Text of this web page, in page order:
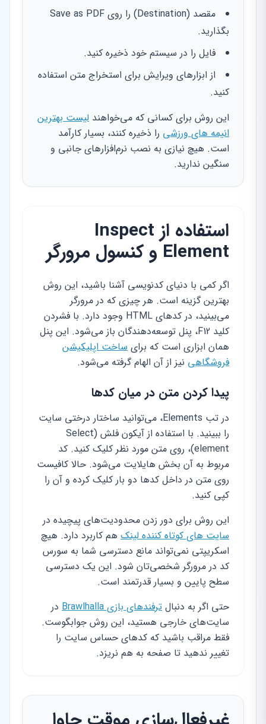
مقصد (Destination) را روی Save as PDF
بگذارید.
فایل را در سیستم خود ذخیره کنید.
از ابزارهای ویرایش برای استخراج متن استفاده
کنید.
این روش برای کسانی که می‌خواهند لیست بهترین
انیمه های ورزشی را ذخیره کنند، بسیار کارآمد
است. هیچ نیازی به نصب نرم‌افزارهای جانبی و
سنگین ندارید.
استفاده از Inspect
Element و کنسول مرورگر
اگر کمی با دنیای کدنویسی آشنا باشید، این روش
بهترین گزینه است. هر چیزی که در مرورگر
می‌بینید، در کدهای HTML وجود دارد. با فشردن
کلید F12، پنل توسعه‌دهندگان باز می‌شود. این پنل
همان ابزاری است که برای ساخت اپلیکیشن
فروشگاهی نیز از آن الهام گرفته می‌شود.
پیدا کردن متن در میان کدها
در تب Elements، می‌توانید ساختار درختی سایت
را ببینید. با استفاده از آیکون فلش (Select
element)، روی متن مورد نظر کلیک کنید. کد
مربوط به آن بخش هایلایت می‌شود. حالا کافیست
روی متن در داخل کدها دو بار کلیک کرده و آن را
کپی کنید.
این روش برای دور زدن محدودیت‌های پیچیده در
سایت های کوتاه کننده لینک هم کاربرد دارد. هیچ
اسکریپتی نمی‌تواند مانع دسترسی شما به سورس
کد در مرورگر شخصی‌تان شود. این یک دسترسی
سطح پایین و بسیار قدرتمند است.
حتی اگر به دنبال ترفندهای بازی Brawlhalla
در
سایت‌های خارجی هستید، این روش جوابگوست.
فقط مراقب باشید که کدهای حساس سایت را
تغییر ندهید تا صفحه به هم نریزد.